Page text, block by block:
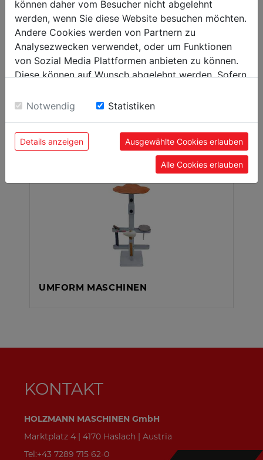
SICKENMASCHINEN
BIEGEMASCHINEN
UMFORM MASCHINEN
KONTAKT
HOLZMANN MASCHINEN GmbH
Marktplatz 4 | 4170 Haslach | Austria
Tel:+43 7289 715 62-0
können daher vom Besucher nicht abgelehnt
werden, wenn Sie diese Website besuchen möchten.
Andere Cookies werden von Partnern zu
Analysezwecken verwendet, oder um Funktionen
von Sozial Media Plattformen anbieten zu können.
Diese können auf Wunsch abgelehnt werden. Sofern
Einwilligung zu unseren Cookies.
Notwendig Statistiken
Details anzeigen Ausgewählte Cookies erlauben
Alle Cookies erlauben